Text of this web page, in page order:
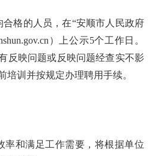
格的人员，在“安顺市人民政府
）上公示5个工作日。
反映问题或反映问题经查实不影
培训并按规定办理聘用手续。
率和满足工作需要，将根据单位